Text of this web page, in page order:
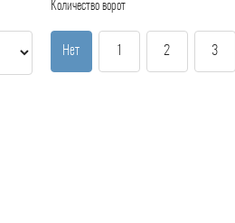
Количество ворот
Нет 2 3